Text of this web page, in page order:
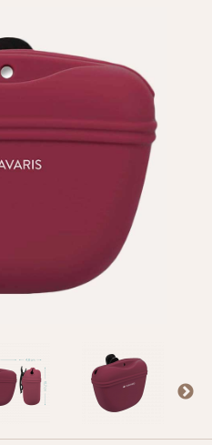
КОТОВ
лояльности